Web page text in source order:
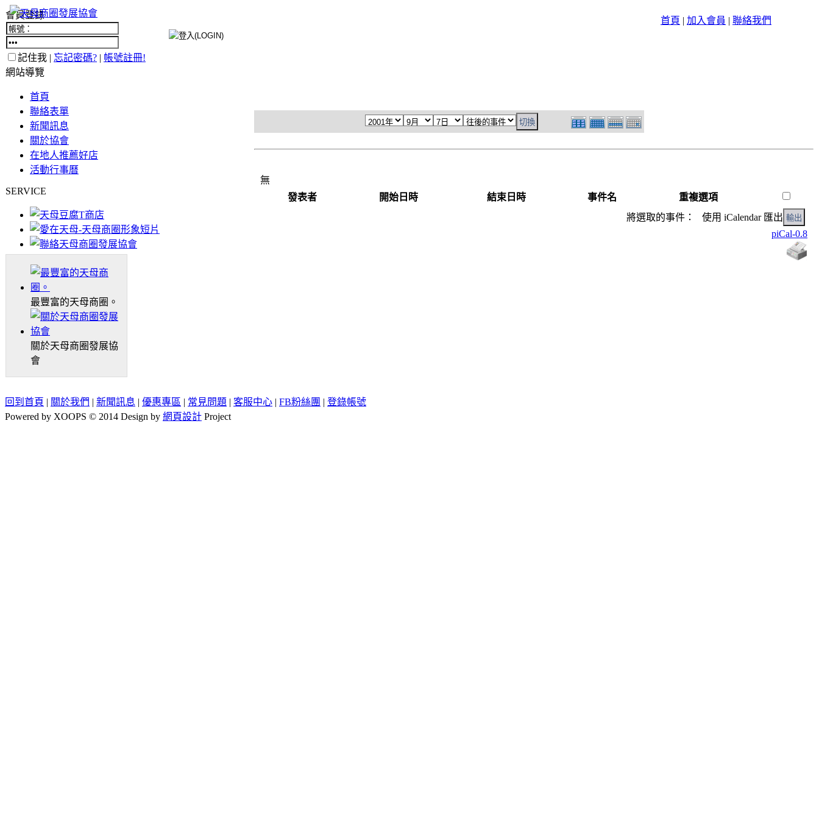
首頁 | 加入會員 | 聯絡我們
會員登錄
記住我 | 忘記密碼? | 帳號註冊!
網站導覽
首頁
聯絡表單
新聞訊息
關於協會
在地人推薦好店
活動行事曆
SERVICE
最豐富的天母商圈。
關於天母商圈發展協
會
無
發表者
開始日時 結束日時 事件名
重複選項
將選取的事件： 使用 iCalendar 匯出
piCal-0.8
回到首頁 | 關於我們 | 新聞訊息 | 優惠專區 | 常見問題 | 客服中心 | FB粉絲團 | 登錄帳號
Powered by XOOPS © 2014 Design by 網頁設計 Project